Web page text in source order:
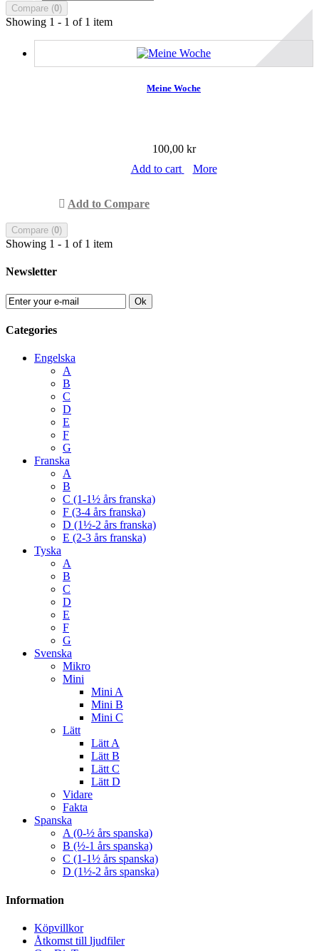
Compare (0)
Showing 1 - 1 of 1 item
Meine Woche
100,00 kr
Add to cart
More
Add to Compare
Compare (0)
Showing 1 - 1 of 1 item
Newsletter
Ok
Categories
Engelska
A
B
C
D
E
F
G
Franska
A
B
C (1-1½ års franska)
F (3-4 års franska)
D (1½-2 års franska)
E (2-3 års franska)
Tyska
A
B
C
D
E
F
G
Svenska
Mikro
Mini
Mini A
Mini B
Mini C
Lätt
Lätt A
Lätt B
Lätt C
Lätt D
Vidare
Fakta
Spanska
A (0-½ års spanska)
B (½-1 års spanska)
C (1-1½ års spanska)
D (1½-2 års spanska)
Information
Köpvillkor
Åtkomst till ljudfiler